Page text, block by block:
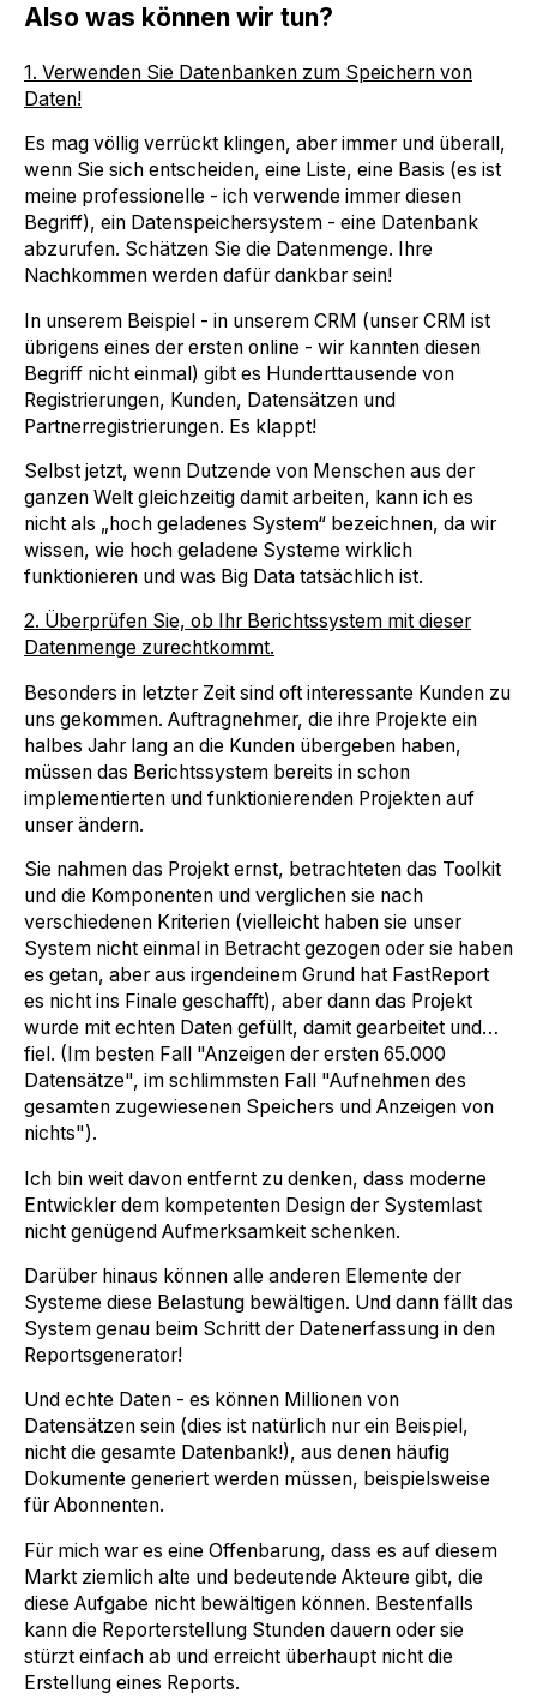
Also was können wir tun?
1. Verwenden Sie Datenbanken zum Speichern von
Daten!
Es mag völlig verrückt klingen, aber immer und überall,
wenn Sie sich entscheiden, eine Liste, eine Basis (es ist
meine professionelle - ich verwende immer diesen
Begriff), ein Datenspeichersystem - eine Datenbank
abzurufen. Schätzen Sie die Datenmenge. Ihre
Nachkommen werden dafür dankbar sein!
In unserem Beispiel - in unserem CRM (unser CRM ist
übrigens eines der ersten online - wir kannten diesen
Begriff nicht einmal) gibt es Hunderttausende von
Registrierungen, Kunden, Datensätzen und
Partnerregistrierungen. Es klappt!
Selbst jetzt, wenn Dutzende von Menschen aus der
ganzen Welt gleichzeitig damit arbeiten, kann ich es
nicht als „hoch geladenes System“ bezeichnen, da wir
wissen, wie hoch geladene Systeme wirklich
funktionieren und was Big Data tatsächlich ist.
2. Überprüfen Sie, ob Ihr Berichtssystem mit dieser
Datenmenge zurechtkommt.
Besonders in letzter Zeit sind oft interessante Kunden zu
uns gekommen. Auftragnehmer, die ihre Projekte ein
halbes Jahr lang an die Kunden übergeben haben,
müssen das Berichtssystem bereits in schon
implementierten und funktionierenden Projekten auf
unser ändern.
Sie nahmen das Projekt ernst, betrachteten das Toolkit
und die Komponenten und verglichen sie nach
verschiedenen Kriterien (vielleicht haben sie unser
System nicht einmal in Betracht gezogen oder sie haben
es getan, aber aus irgendeinem Grund hat FastReport
es nicht ins Finale geschafft), aber dann das Projekt
wurde mit echten Daten gefüllt, damit gearbeitet und…
fiel. (Im besten Fall "Anzeigen der ersten 65.000
Datensätze", im schlimmsten Fall "Aufnehmen des
gesamten zugewiesenen Speichers und Anzeigen von
nichts").
Ich bin weit davon entfernt zu denken, dass moderne
Entwickler dem kompetenten Design der Systemlast
nicht genügend Aufmerksamkeit schenken.
Darüber hinaus können alle anderen Elemente der
Systeme diese Belastung bewältigen. Und dann fällt das
System genau beim Schritt der Datenerfassung in den
Reportsgenerator!
Und echte Daten - es können Millionen von
Datensätzen sein (dies ist natürlich nur ein Beispiel,
nicht die gesamte Datenbank!), aus denen häufig
Dokumente generiert werden müssen, beispielsweise
für Abonnenten.
Für mich war es eine Offenbarung, dass es auf diesem
Markt ziemlich alte und bedeutende Akteure gibt, die
diese Aufgabe nicht bewältigen können. Bestenfalls
kann die Reporterstellung Stunden dauern oder sie
stürzt einfach ab und erreicht überhaupt nicht die
Erstellung eines Reports.